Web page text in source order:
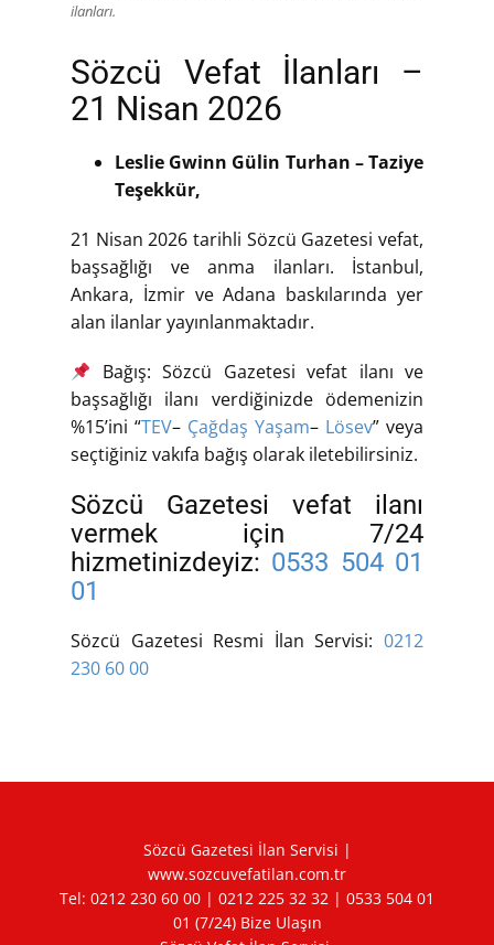
ilanları.
Sözcü Vefat İlanları –
21 Nisan 2026
Leslie Gwinn Gülin Turhan – Taziye
Teşekkür,
21 Nisan 2026 tarihli Sözcü Gazetesi vefat,
başsağlığı ve anma ilanları. İstanbul,
Ankara, İzmir ve Adana baskılarında yer
alan ilanlar yayınlanmaktadır.
Bağış: Sözcü Gazetesi vefat ilanı ve
başsağlığı ilanı verdiğinizde ödemenizin
%15’ini “TEV– Çağdaş Yaşam– Lösev” veya
seçtiğiniz vakıfa bağış olarak iletebilirsiniz.
Sözcü Gazetesi vefat ilanı
vermek için 7/24
hizmetinizdeyiz: 0533 504 01
01
Sözcü Gazetesi Resmi İlan Servisi: 0212
230 60 00
Sözcü Gazetesi İlan Servisi |
www.sozcuvefatilan.com.tr
Tel: 0212 230 60 00 | 0212 225 32 32 | 0533 504 01
01 (7/24) Bize Ulaşın